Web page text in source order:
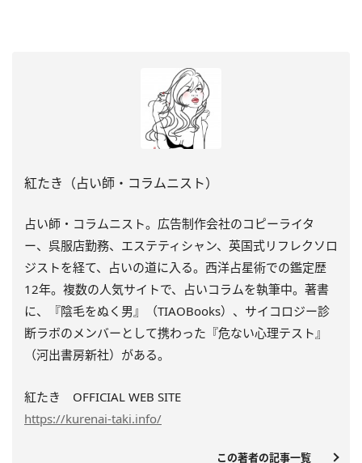
紅たき（占い師・コラムニスト）
占い師・コラムニスト。広告制作会社のコピーライタ
ー、呉服店勤務、エステティシャン、英国式リフレクソロ
ジストを経て、占いの道に入る。西洋占星術での鑑定歴
12年。複数の人気サイトで、占いコラムを執筆中。著書
に、『陰毛をぬく男』（TIAOBooks）、 サイコロジー診
断ラボのメンバーとして携わった『危ない心理テスト』
（河出書房新社）がある。
紅たき OFFICIAL WEB SITE
https://kurenai-taki.info/
この著者の記事一覧